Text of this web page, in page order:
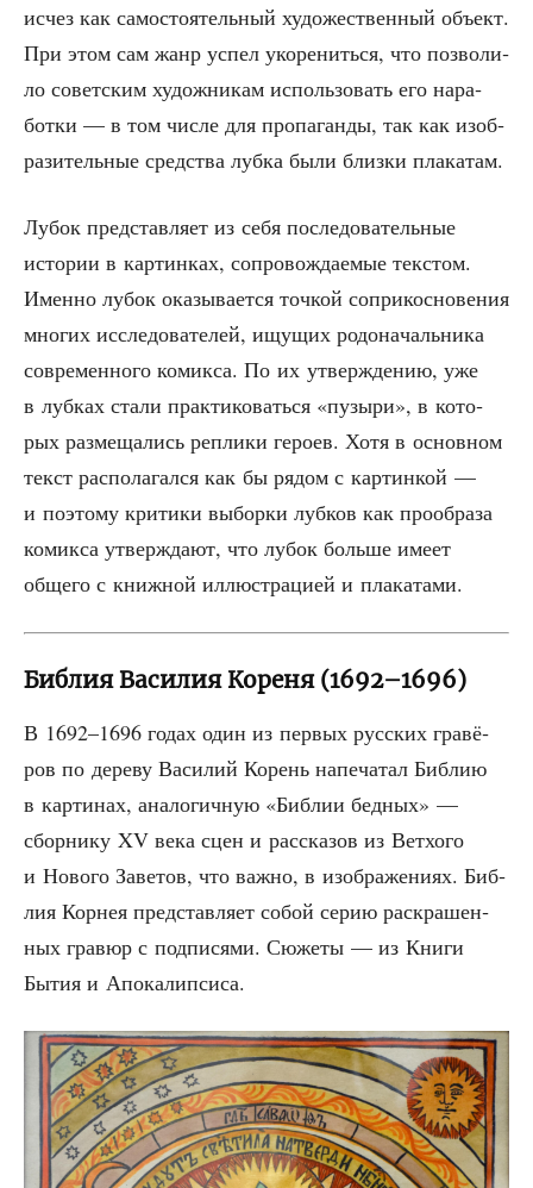
исчез как само­сто­я­тель­ный худо­же­ствен­ный объ­ект.
При этом сам жанр успел уко­ре­нить­ся, что поз­во­ли­
ло совет­ским худож­ни­кам исполь­зо­вать его нара­
бот­ки — в том чис­ле для про­па­ган­ды, так как изоб­
ра­зи­тель­ные сред­ства луб­ка были близ­ки плакатам.
Лубок пред­став­ля­ет из себя после­до­ва­тель­ные
исто­рии в кар­тин­ках, сопро­вож­да­е­мые тек­стом.
Имен­но лубок ока­зы­ва­ет­ся точ­кой сопри­кос­но­ве­ния
мно­гих иссле­до­ва­те­лей, ищу­щих родо­на­чаль­ни­ка
совре­мен­но­го комик­са. По их утвер­жде­нию, уже
в луб­ках ста­ли прак­ти­ко­вать­ся «пузы­ри», в кото­
рых раз­ме­ща­лись репли­ки геро­ев. Хотя в основ­ном
текст рас­по­ла­гал­ся как бы рядом с кар­тин­кой —
и поэто­му кри­ти­ки выбор­ки луб­ков как про­об­ра­за
комик­са утвер­жда­ют, что лубок боль­ше име­ет
обще­го с книж­ной иллю­стра­ци­ей и плакатами.
Библия Василия Кореня (1692–1696)
В 1692–1696 годах один из пер­вых рус­ских гра­вё­
ров по дере­ву Васи­лий Корень напе­ча­тал Биб­лию
в кар­ти­нах, ана­ло­гич­ную «Биб­лии бед­ных» —
сбор­ни­ку XV века сцен и рас­ска­зов из Вет­хо­го
и Ново­го Заве­тов, что важ­но, в изоб­ра­же­ни­ях. Биб­
лия Кор­нея пред­став­ля­ет собой серию рас­кра­шен­
ных гра­вюр с под­пи­ся­ми. Сюже­ты — из Кни­ги
Бытия и Апокалипсиса.